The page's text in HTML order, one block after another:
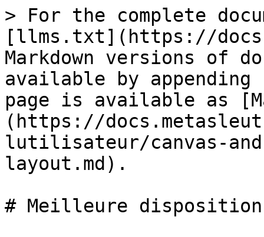
> For the complete
[llms.txt](https://
Markdown versions of
available by
page is available as
(https://
lutilisateur/canvas-
layout.md).
# Meilleure disposition